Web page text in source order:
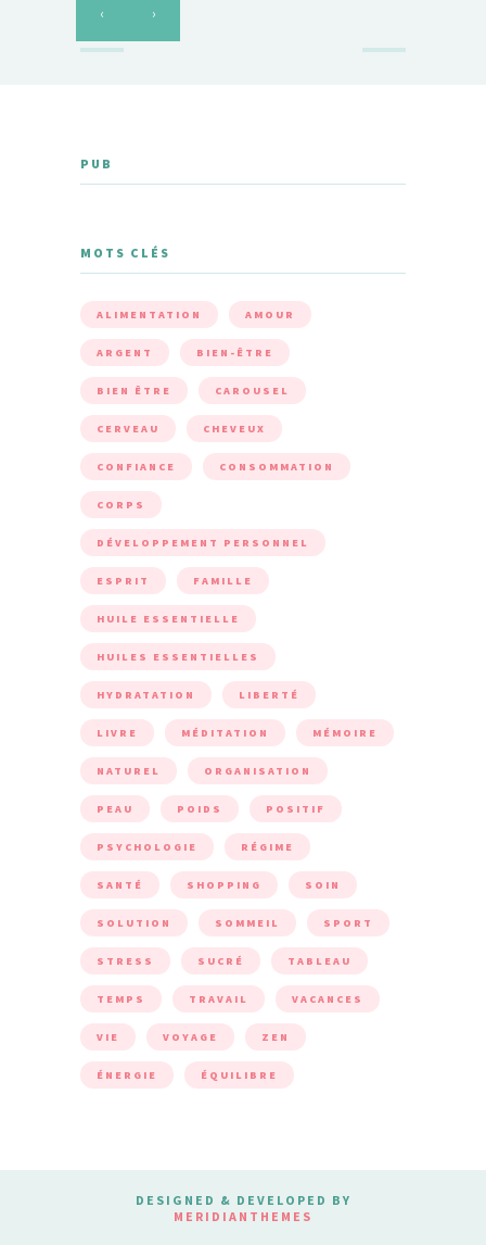
‹ ›
PUB
MOTS CLÉS
ALIMENTATION AMOUR
ARGENT BIEN-ÊTRE
BIEN ÊTRE CAROUSEL
CERVEAU CHEVEUX
CONFIANCE CONSOMMATION
CORPS
DÉVELOPPEMENT PERSONNEL
ESPRIT FAMILLE
HUILE ESSENTIELLE
HUILES ESSENTIELLES
HYDRATATION LIBERTÉ
LIVRE MÉDITATION MÉMOIRE
NATUREL ORGANISATION
PEAU POIDS POSITIF
PSYCHOLOGIE RÉGIME
SANTÉ SHOPPING SOIN
SOLUTION SOMMEIL SPORT
STRESS SUCRÉ TABLEAU
TEMPS TRAVAIL VACANCES
VIE VOYAGE ZEN
ÉNERGIE ÉQUILIBRE
DESIGNED & DEVELOPED BY
MERIDIANTHEMES